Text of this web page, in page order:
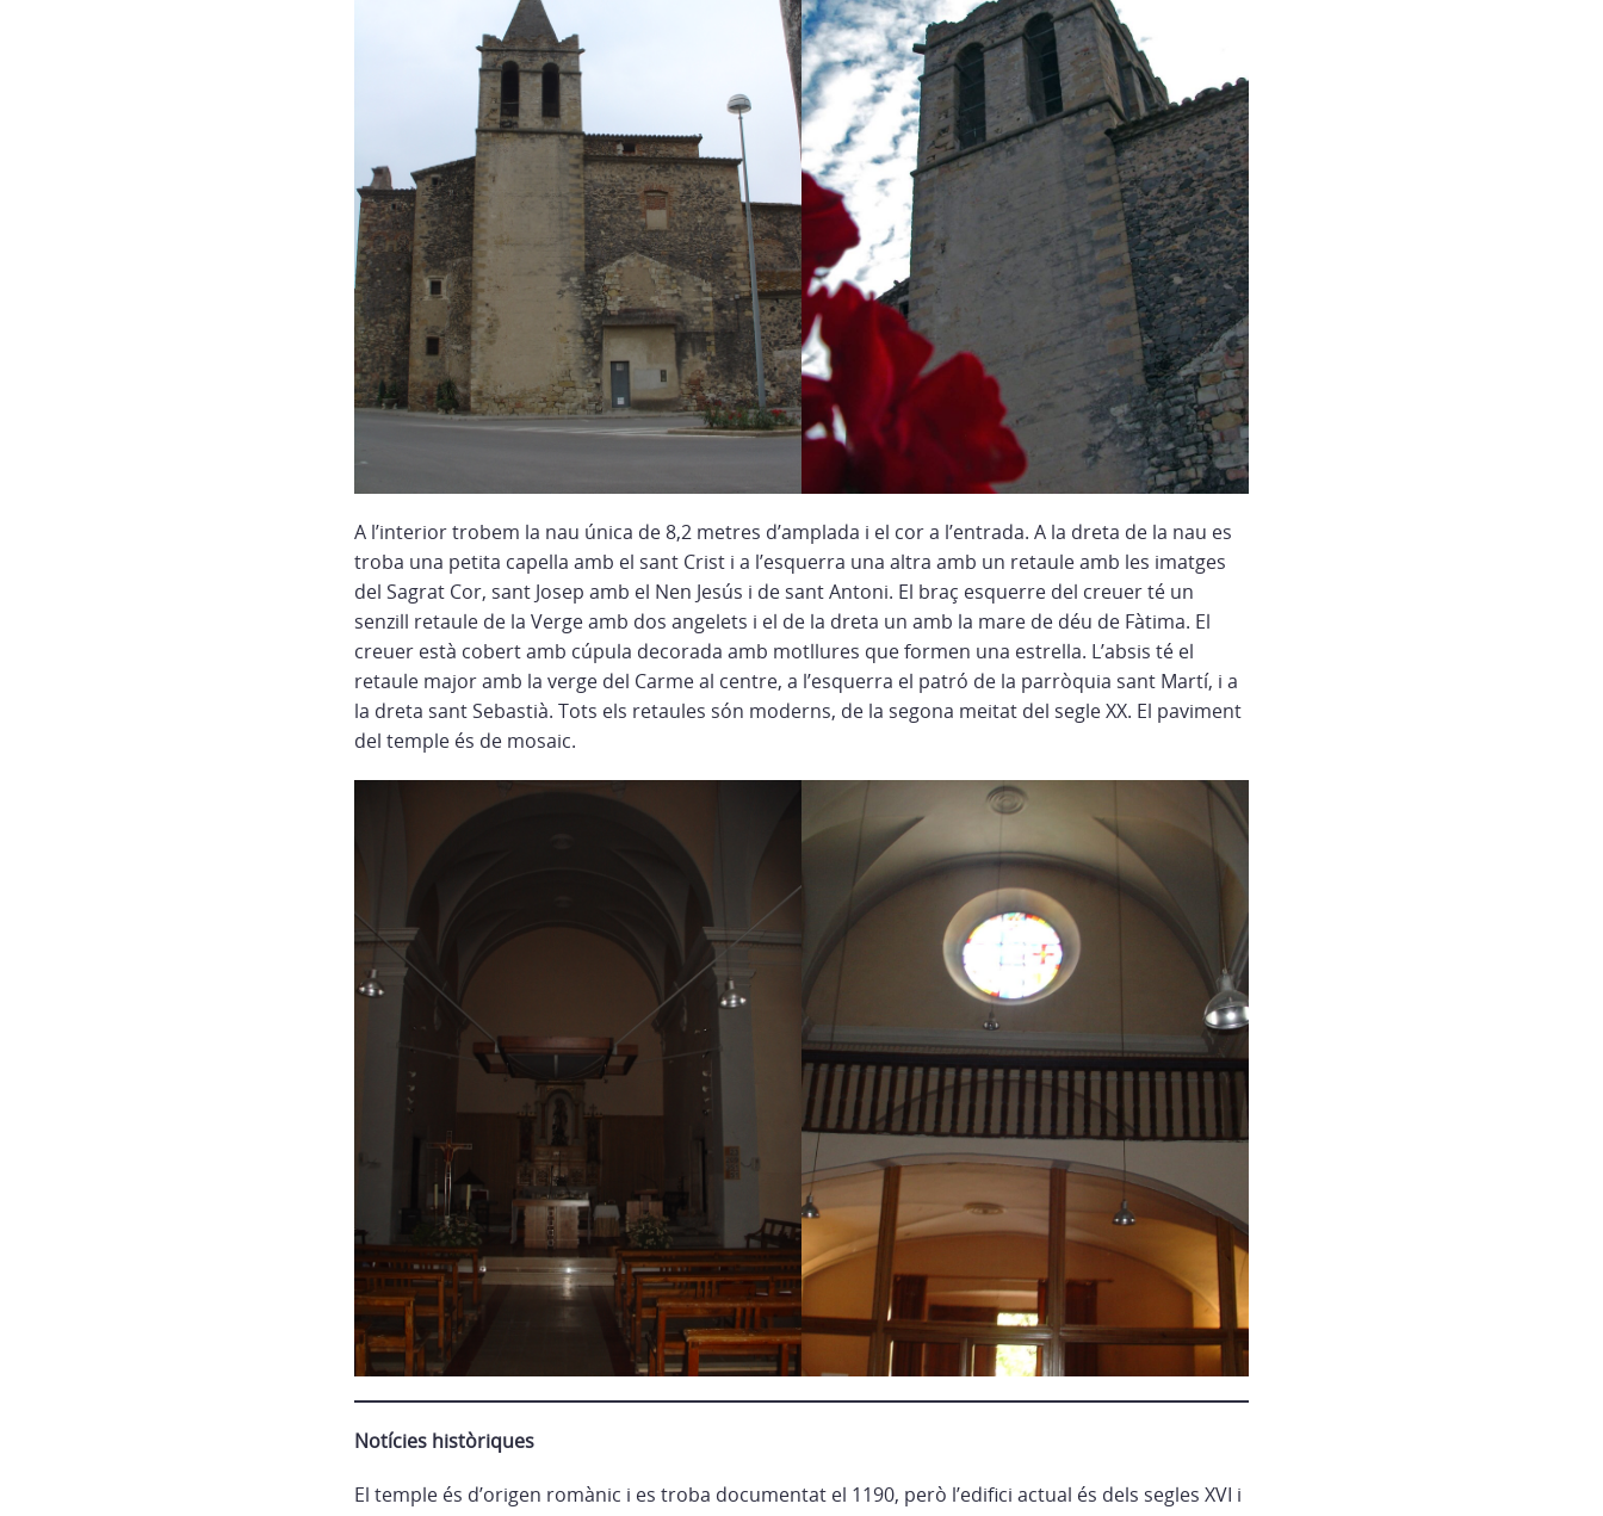
A l’interior trobem la nau única de 8,2 metres d’amplada i el cor a l’entrada. A la dreta de la nau es
troba una petita capella amb el sant Crist i a l’esquerra una altra amb un retaule amb les imatges
del Sagrat Cor, sant Josep amb el Nen Jesús i de sant Antoni. El braç esquerre del creuer té un
senzill retaule de la Verge amb dos angelets i el de la dreta un amb la mare de déu de Fàtima. El
creuer està cobert amb cúpula decorada amb motllures que formen una estrella. L’absis té el
retaule major amb la verge del Carme al centre, a l’esquerra el patró de la parròquia sant Martí, i a
la dreta sant Sebastià. Tots els retaules són moderns, de la segona meitat del segle XX. El paviment
del temple és de mosaic.
Notícies històriques
El temple és d’origen romànic i es troba documentat el 1190, però l’edifici actual és dels segles XVI i